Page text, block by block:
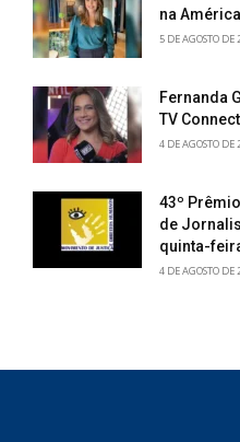
na
5 DE AGOSTO DE
Fernanda
TV
4 DE AGOSTO DE
43º
de
quinta-
4 DE AGOSTO DE